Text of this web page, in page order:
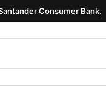
Consumer Bank.